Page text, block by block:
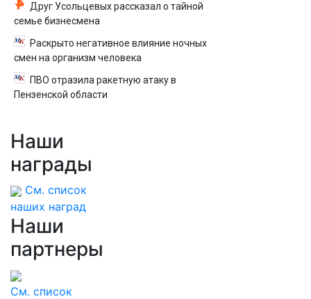
Друг Усольцевых рассказал о тайной
семье бизнесмена
Раскрыто негативное влияние ночных
смен на организм человека
ПВО отразила ракетную атаку в
Пензенской области
Наши
награды
См. список
наших наград
Наши
партнеры
См. список